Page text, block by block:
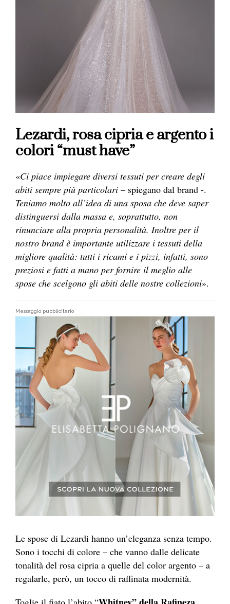
Lezardi, rosa cipria e argento i
colori “must have”
«Ci piace impiegare diversi tessuti per creare degli
abiti sempre più particolari – spiegano dal brand -.
Teniamo molto all’idea di una sposa che deve saper
distinguersi dalla massa e, soprattutto, non
rinunciare alla propria personalità. Inoltre per il
nostro brand è importante utilizzare i tessuti della
migliore qualità: tutti i ricami e i pizzi, infatti, sono
preziosi e fatti a mano per fornire il meglio alle
spose che scelgono gli abiti delle nostre collezioni».
Messaggio pubblicitario
Le spose di Lezardi hanno un’eleganza senza tempo.
Sono i tocchi di colore – che vanno dalle delicate
tonalità del rosa cipria a quelle del color argento – a
regalarle, però, un tocco di raffinata modernità.